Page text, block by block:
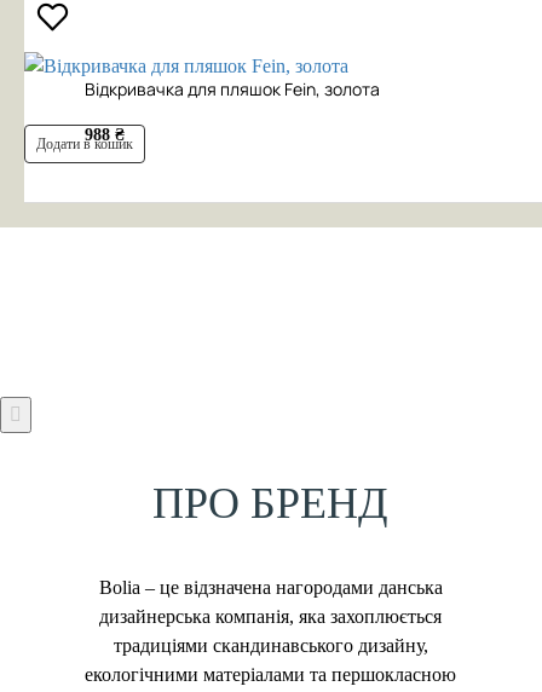
Відкривачка для пляшок Fein, золота
988 ₴
Додати в кошик
ПРО БРЕНД
Bolia – це відзначена нагородами данська
дизайнерська компанія, яка захоплюється
традиціями скандинавського дизайну,
екологічними матеріалами та першокласною